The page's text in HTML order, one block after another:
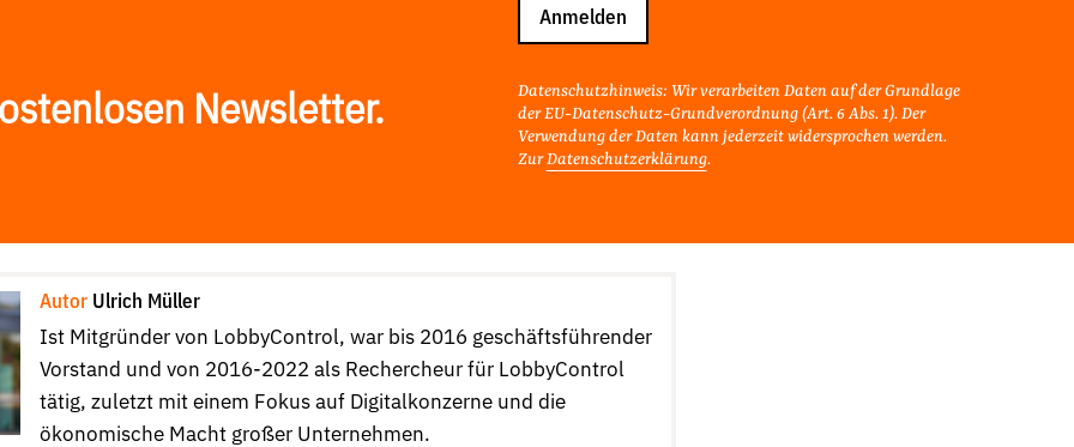
Instagram Newsletter
Newsletter.
Anmelden
Datenschutzhinweis: Wir verarbeiten Daten auf der Grundlage
der EU-Datenschutz-Grundverordnung (Art. 6 Abs. 1). Der
Verwendung der Daten kann jederzeit widersprochen werden.
ZurDatenschutzerklärung.
Autor Ulrich Müller
Ist Mitgründer von LobbyControl, war bis 2016 geschäftsführender
Vorstand und von 2016-2022 als Rechercheur für LobbyControl
tätig, zuletzt mit einem Fokus auf Digitalkonzerne und die
ökonomische Macht großer Unternehmen.